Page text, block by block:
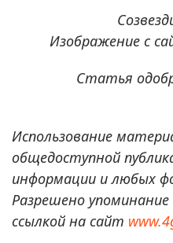
Изображение с
Статья
Использование
общедоступной
информации и любых
Разрешено
ссылкой на сайт